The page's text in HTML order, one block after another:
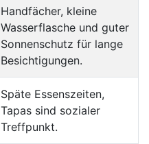
Handfächer, kleine
Wasserflasche und guter
Sonnenschutz für lange
Besichtigungen.
Späte Essenszeiten,
Tapas sind sozialer
Treffpunkt.